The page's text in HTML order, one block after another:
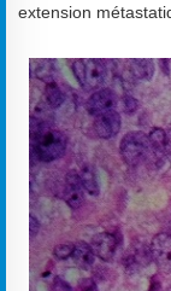
extension